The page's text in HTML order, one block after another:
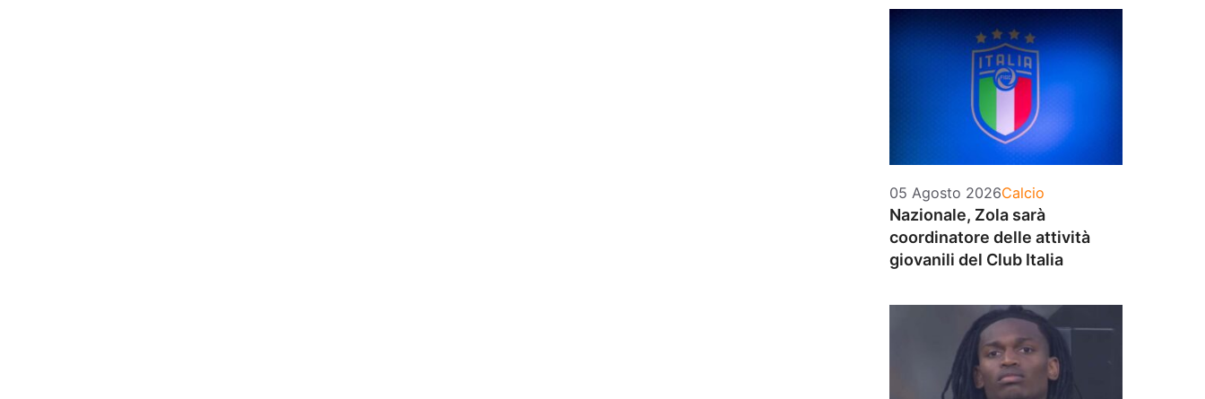
05 Agosto 2026Categorie
Calcio
Nazionale, Zola sarà
coordinatore delle attività
giovanili del Club Italia